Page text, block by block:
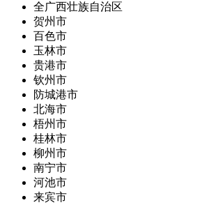
全广西壮族自治区
贺州市
百色市
玉林市
贵港市
钦州市
防城港市
北海市
梧州市
桂林市
柳州市
南宁市
河池市
来宾市